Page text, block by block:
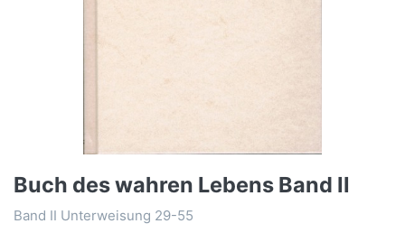
Buch des wahren Lebens Band II
Band II Unterweisung 29-55